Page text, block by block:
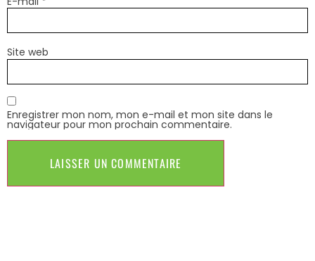
Site web
Enregistrer mon nom, mon e-mail et mon site dans le
navigateur pour mon prochain commentaire.